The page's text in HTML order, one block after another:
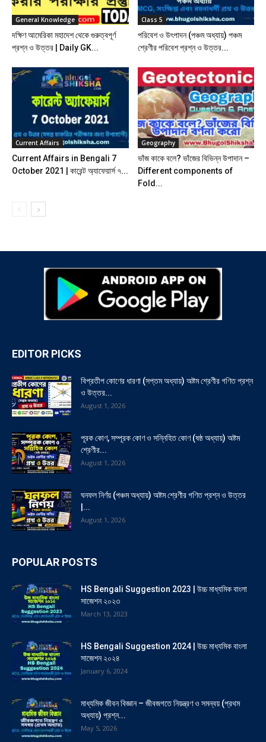
General Knowledge
দক্ষিণ আমেরিকা মহাদেশ থেকে গুরুত্বপূর্ণ
প্রশ্ন ও উত্তর | Daily GK...
Class 5
পরিবেশ ও উৎপাদন (পঞ্চম অধ্যায়) পঞ্চম
শ্রেণীর পরিবেশ প্রশ্ন ও উত্তর...
Current Affairs
Current Affairs in Bengali 7
October 2021 | কারেন্ট অ্যাফেয়ার্স ৭...
Geography
ভাঁজ কাকে বলে? ভাঁজের বিভিন্ন উপাদান –
Different components of
Fold...
EDITOR PICKS
বিপ্রতীপ কোণের ধারণা (সপ্তম অধ্যায়) অষ্টম শ্রেণীর গণিত প্রশ্ন
ও উত্তর...
August 1, 2026
পূরক কোণ, সম্পূরক কোণ ও সন্নিহিত কোণ (ষষ্ঠ অধ্যায়) অষ্টম
শ্রেণীর...
August 1, 2026
ঘনফল নির্ণয় (পঞ্চম অধ্যায়) অষ্টম শ্রেণীর গণিত প্রশ্ন ও উত্তর
|...
August 1, 2026
POPULAR POSTS
HS Bengali Suggestion 2023 | উচ্চ মাধ্যমিক বাংলা
সাজেশন ২০২৩
March 13, 2023
HS Bengali Suggestion 2024 | উচ্চ মাধ্যমিক বাংলা
সাজেশন ২০২৪
January 6, 2024
মাধ্যমিক জীবন বিজ্ঞান – জীবজগতে নিয়ন্ত্রণ ও সমন্বয় (প্রথম
অধ্যায়) প্রশ্ন...
May 5, 2026